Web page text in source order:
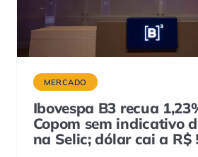
MERCADO
Ibovespa B3 recua
Copom sem indicativo
na Selic; dólar cai a R$